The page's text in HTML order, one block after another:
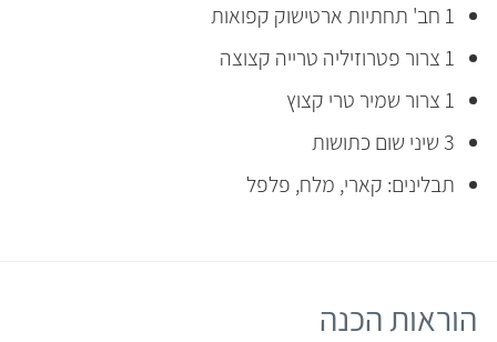
1 חב' תחתיות ארטישוק קפואות
1 צרור פטרוזיליה טרייה קצוצה
1 צרור שמיר טרי קצוץ
3 שיני שום כתושות
תבלינים: קארי, מלח, פלפל
הוראות הכנה